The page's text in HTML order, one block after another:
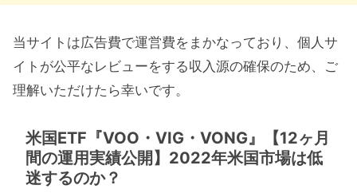
当サイトは広告費で運営費をまかなっており、個人サ
イトが公平なレビューをする収入源の確保のため、ご
理解いただけたら幸いです。
米国ETF『VOO・VIG・VONG』【12ヶ月
間の運用実績公開】2022年米国市場は低
迷するのか？